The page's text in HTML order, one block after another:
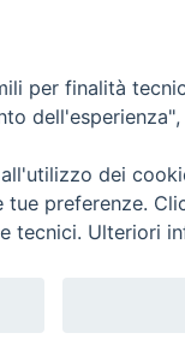
per finalità
dei
preferenze.
tecnici. Ulteriori